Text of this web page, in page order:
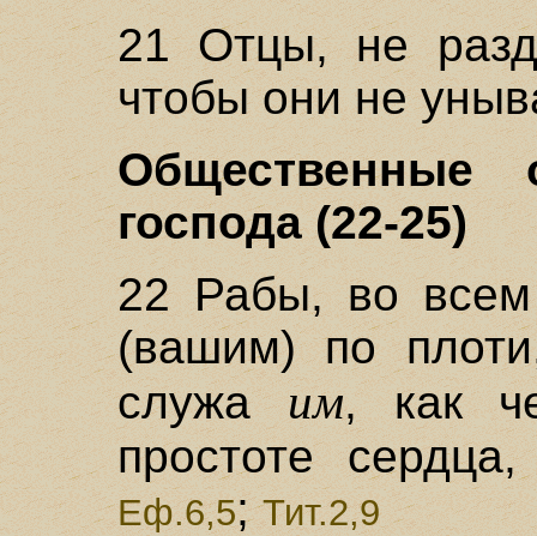
21 Отцы, не
чтобы они не
господа (22-25)
22 Рабы, во всем
(вашим) по
служа им, как
простоте
Еф.6,5;Тит.2,9